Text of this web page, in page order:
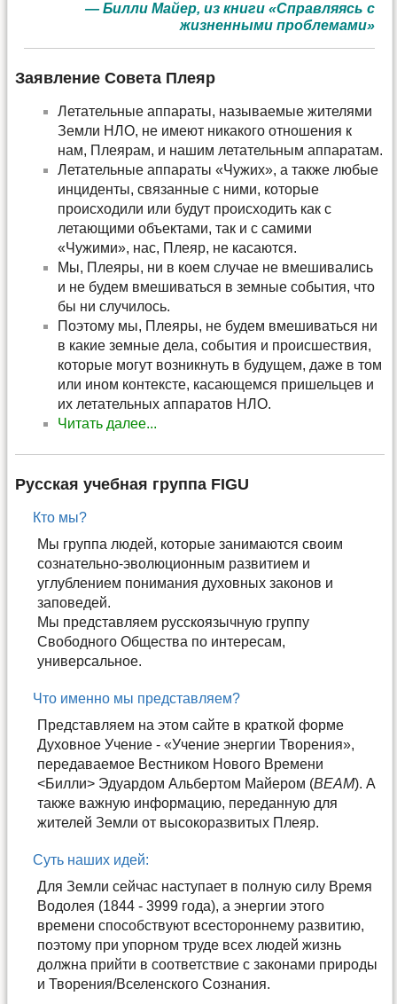
— Билли Майер, из книги «Справляясь с
жизненными проблемами»
Заявление Совета Плеяр
Летательные аппараты, называемые жителями
Земли НЛО, не имеют никакого отношения к
нам, Плеярам, и нашим летательным аппаратам.
Летательные аппараты «Чужих», а также любые
инциденты, связанные с ними, которые
происходили или будут происходить как с
летающими объектами, так и с самими
«Чужими», нас, Плеяр, не касаются.
Мы, Плеяры, ни в коем случае не вмешивались
и не будем вмешиваться в земные события, что
бы ни случилось.
Поэтому мы, Плеяры, не будем вмешиваться ни
в какие земные дела, события и происшествия,
которые могут возникнуть в будущем, даже в том
или ином контексте, касающемся пришельцев и
их летательных аппаратов НЛО.
Читать далee...
Pусскaя учебная группа FIGU
Кто мы?
Мы группа людей, которые занимаются своим
сознательно-эволюционным развитием и
углублением понимания духовных законов и
заповедей.
Мы представляем русскоязычную группу
Свободного Общества по интересам,
универсальное.
Что именно мы представляем?
Представляем на этом сайте в краткой форме
Духовное Учение - «Учение энергии Творения»,
передаваемое Вестником Нового Времени
<Билли> Эдуардом Альбертом Майером (BEAM). А
также важную информацию, переданную для
жителей Земли от высокоразвитых Плеяр.
Суть наших идей:
Для Земли сейчас наступает в полную силу Время
Водолея (1844 - 3999 года), а энергии этого
времени способствуют всестороннему развитию,
поэтому при упорном труде всех людей жизнь
должна прийти в соответствие с законами природы
и Творения/Вселенского Сознания.